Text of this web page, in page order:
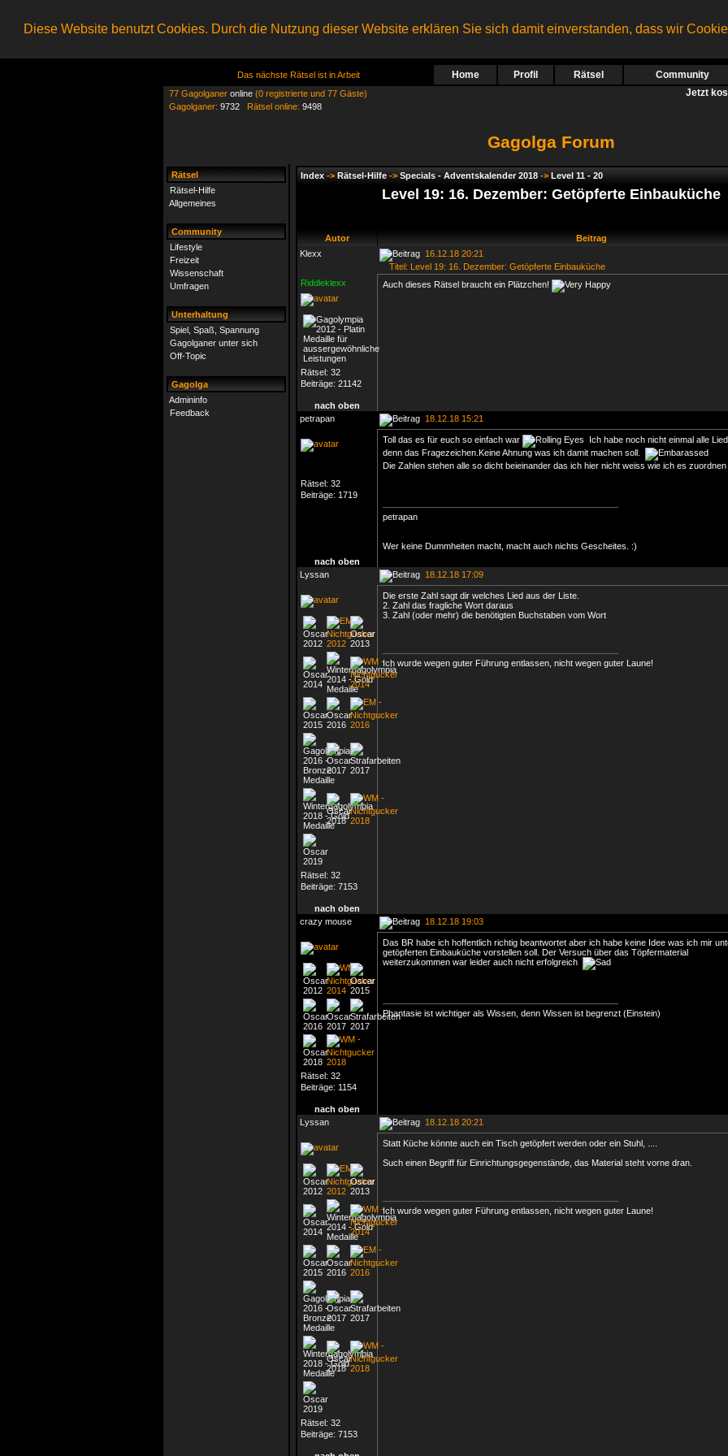
Diese Website benutzt Cookies. Durch die Nutzung dieser Website erklären Sie sich damit einverstanden, dass wir
Das nächste Rätsel ist in Arbeit Home Profil Rätsel Community
77 Gagolganer online (0 registrierte und 77 Gäste)
Gagolganer: 9732 Rätsel online: 9498
Jetzt
Gagolga Forum
Rätsel
Rätsel-Hilfe
Allgemeines
Community
Lifestyle
Freizeit
Wissenschaft
Umfragen
Unterhaltung
Spiel, Spaß, Spannung
Gagolganer unter sich
Off-Topic
Gagolga
Admininfo
Feedback
Index -> Rätsel-Hilfe -> Specials - Adventskalender 2018 -> Level 11 - 20
Level 19: 16. Dezember: Getöpferte Einbauküche
Autor
Beitrag
Klexx
16.12.18 20:21
Titel: Level 19: 16. Dezember: Getöpferte Einbauküche
Riddleklexx
Rätsel: 32
Beiträge: 21142
Auch dieses Rätsel braucht ein Plätzchen!
nach oben
petrapan
18.12.18 15:21
Rätsel: 32
Beiträge: 1719
Toll das es für euch so einfach war
Ich habe noch nicht einmal alle
denn das Fragezeichen.Keine Ahnung was ich damit machen soll.
Die Zahlen stehen alle so dicht beieinander das ich hier nicht weiss wie ich es zuordnen
petrapan
Wer keine Dummheiten macht, macht auch nichts Gescheites. :)
nach oben
Lyssan
18.12.18 17:09
Rätsel: 32
Beiträge: 7153
Die erste Zahl sagt dir welches Lied aus der Liste.
2. Zahl das fragliche Wort daraus
3. Zahl (oder mehr) die benötigten Buchstaben vom Wort
Ich wurde wegen guter Führung entlassen, nicht wegen guter Laune!
nach oben
crazy mouse
18.12.18 19:03
Rätsel: 32
Beiträge: 1154
Das BR habe ich hoffentlich richtig beantwortet aber ich habe keine Idee was ich mir
getöpferten Einbauküche vorstellen soll. Der Versuch über das Töpfermaterial
weiterzukommen war leider auch nicht erfolgreich
Phantasie ist wichtiger als Wissen, denn Wissen ist begrenzt (Einstein)
nach oben
Lyssan
18.12.18 20:21
Rätsel: 32
Beiträge: 7153
Statt Küche könnte auch ein Tisch getöpfert werden oder ein Stuhl, ....
Such einen Begriff für Einrichtungsgegenstände, das Material steht vorne dran.
Ich wurde wegen guter Führung entlassen, nicht wegen guter Laune!